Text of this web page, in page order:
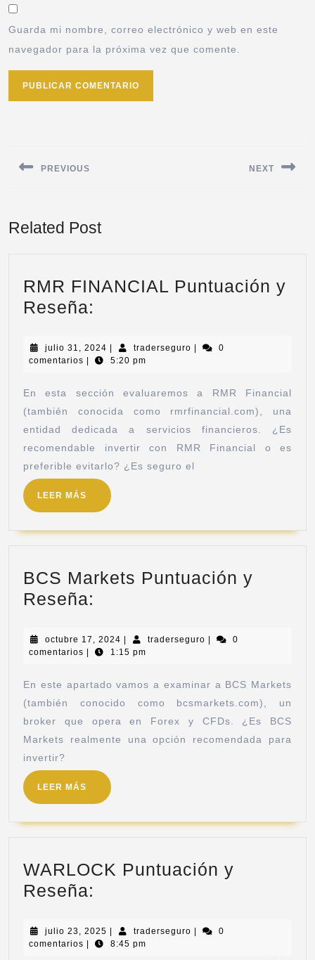
Guarda mi nombre, correo electrónico y web en este
navegador para la próxima vez que comente.
PREVIOUS NEXT
Related Post
RMR FINANCIAL Puntuación y
Reseña:
julio 31, 2024 | traderseguro |
0
comentarios | 5:20 pm
En esta sección evaluaremos a RMR Financial
(también conocida como rmrfinancial.com), una
entidad dedicada a servicios financieros. ¿Es
recomendable invertir con RMR Financial o es
preferible evitarlo? ¿Es seguro el
LEER MÁS
BCS Markets Puntuación y
Reseña:
octubre 17, 2024 traderseguro
0
comentarios
1:15 pm
En este apartado vamos a examinar a BCS Markets
(también conocido como bcsmarkets.com), un
broker que opera en Forex y CFDs. ¿Es BCS
Markets realmente una opción recomendada para
invertir?
LEER MÁS
WARLOCK Puntuación y
Reseña:
julio 23, 2025 traderseguro
0
comentarios
8:45 pm